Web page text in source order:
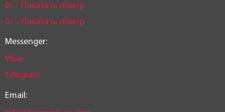
067 Показать номер
050 Показать номер
Messenger:
Viber
Telegram
Email: